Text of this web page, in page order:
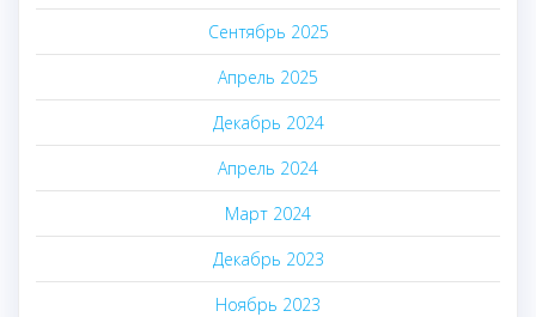
Сентябрь 2025
Апрель 2025
Декабрь 2024
Апрель 2024
Март 2024
Декабрь 2023
Ноябрь 2023